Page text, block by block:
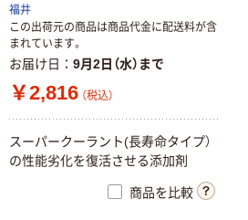
福井
この出荷元の商品は商品代金に配送料が含
まれています。
お届け日 9月2日（水）まで
￥2,816 （税込）
スーパークーラント(長寿命タイプ）
の性能劣化を復活させる添加剤
商品を比較